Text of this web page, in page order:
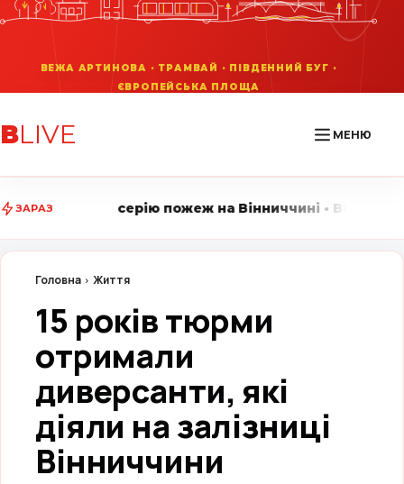
ВLIVE МЕНЮ
ЗАРАЗ
пожеж на Вінниччині • Вінниця LIVE стежить за
Головна Життя
15 років тюрми
отримали
диверсанти, які
діяли на залізниці
Вінниччини